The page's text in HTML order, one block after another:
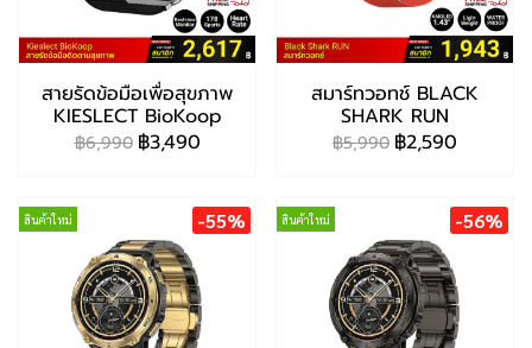
สายรัดข้อมือเพื่อสุขภาพ
KIESLECT BioKoop
฿6,990 ฿3,490
สมาร์ทวอทช์ BLACK
SHARK RUN
฿5,990 ฿2,590
สินค้าใหม่ -55% สินค้าใหม่ -56%